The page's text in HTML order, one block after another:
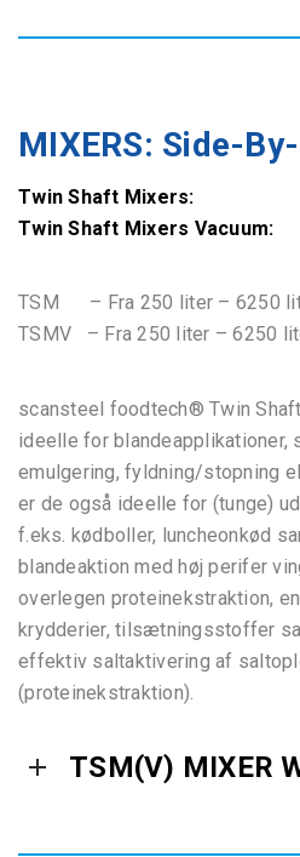
MIXERS: Side-
Twin Shaft Mixers:
Twin Shaft Mixers Vacuum:
TSM – Fra 250 liter – 6250
TSMV – Fra 250 liter – 6250
scansteel foodtech® Twin
ideelle for
emulgering, fyldning/stopning
er de også ideelle for (tunge)
f.eks. kødboller, luncheonkød
blandeaktion med høj perifer
overlegen proteinekstraktion,
krydderier, tilsætningsstoffer
effektiv saltaktivering af
(proteinekstraktion).
TSM(V) MIXER